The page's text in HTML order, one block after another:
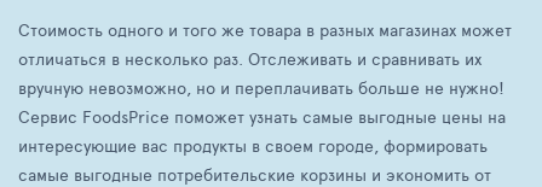
Стоимость одного и того же товара в разных магазинах может
отличаться в несколько раз. Отслеживать и сравнивать их
вручную невозможно, но и переплачивать больше не нужно!
Сервис FoodsPrice поможет узнать самые выгодные цены на
интересующие вас продукты в своем городе, формировать
самые выгодные потребительские корзины и экономить от